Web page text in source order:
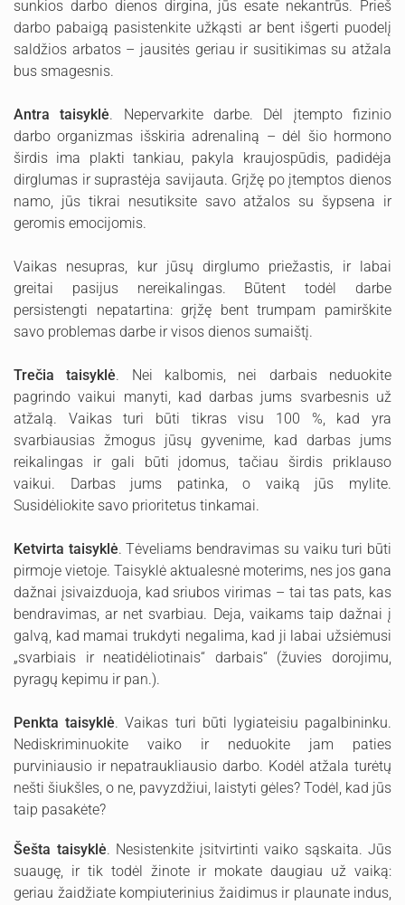
sunkios darbo dienos dirgina, jūs esate nekantrūs. Prieš
darbo pabaigą pasistenkite užkąsti ar bent išgerti puodelį
saldžios arbatos – jausitės geriau ir susitikimas su atžala
bus smagesnis.
Antra taisyklė. Nepervarkite darbe. Dėl įtempto fizinio
darbo organizmas išskiria adrenaliną – dėl šio hormono
širdis ima plakti tankiau, pakyla kraujospūdis, padidėja
dirglumas ir suprastėja savijauta. Grįžę po įtemptos dienos
namo, jūs tikrai nesutiksite savo atžalos su šypsena ir
geromis emocijomis.
Vaikas nesupras, kur jūsų dirglumo priežastis, ir labai
greitai pasijus nereikalingas. Būtent todėl darbe
persistengti nepatartina: grįžę bent trumpam pamirškite
savo problemas darbe ir visos dienos sumaištį.
Trečia taisyklė. Nei kalbomis, nei darbais neduokite
pagrindo vaikui manyti, kad darbas jums svarbesnis už
atžalą. Vaikas turi būti tikras visu 100 %, kad yra
svarbiausias žmogus jūsų gyvenime, kad darbas jums
reikalingas ir gali būti įdomus, tačiau širdis priklauso
vaikui. Darbas jums patinka, o vaiką jūs mylite.
Susidėliokite savo prioritetus tinkamai.
Ketvirta taisyklė. Tėveliams bendravimas su vaiku turi būti
pirmoje vietoje. Taisyklė aktualesnė moterims, nes jos gana
dažnai įsivaizduoja, kad sriubos virimas – tai tas pats, kas
bendravimas, ar net svarbiau. Deja, vaikams taip dažnai į
galvą, kad mamai trukdyti negalima, kad ji labai užsiėmusi
„svarbiais ir neatidėliotinais“ darbais“ (žuvies dorojimu,
pyragų kepimu ir pan.).
Penkta taisyklė. Vaikas turi būti lygiateisiu pagalbininku.
Nediskriminuokite vaiko ir neduokite jam paties
purviniausio ir nepatraukliausio darbo. Kodėl atžala turėtų
nešti šiukšles, o ne, pavyzdžiui, laistyti gėles? Todėl, kad jūs
taip pasakėte?
Šešta taisyklė. Nesistenkite įsitvirtinti vaiko sąskaita. Jūs
suaugę, ir tik todėl žinote ir mokate daugiau už vaiką:
geriau žaidžiate kompiuterinius žaidimus ir plaunate indus,